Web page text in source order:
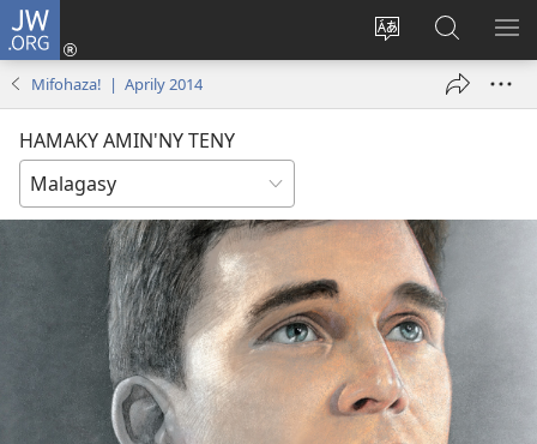
JW.ORG
Hiova
Hiditra
(manokatra
ato
Amin’ny
Mifohaza! | Aprily 2014
HAMAKY AMIN'NY TENY